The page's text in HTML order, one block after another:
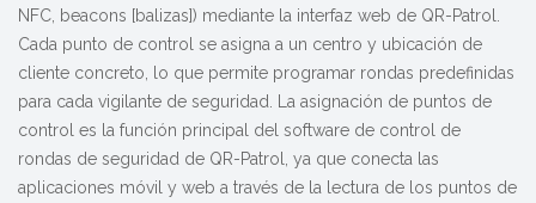
NFC, beacons [balizas]) mediante la interfaz web de QR-Patrol.
Cada punto de control se asigna a un centro y ubicación de
cliente concreto, lo que permite programar rondas predefinidas
para cada vigilante de seguridad. La asignación de puntos de
control es la función principal del software de control de
rondas de seguridad de QR-Patrol, ya que conecta las
aplicaciones móvil y web a través de la lectura de los puntos de